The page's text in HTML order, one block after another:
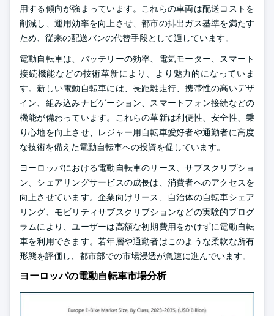
用する傾向が強まっています。これらの車両は配送コストを
削減し、運用効率を向上させ、都市の排出ガス基準を満たす
ため、従来の配送バンの代替手段として適しています。
電動自転車は、バッテリーの効率、電気モーター、スマート
接続機能などの技術革新により、より魅力的になっていま
す。新しい電動自転車には、長距離走行、携帯性の高いデザ
イン、組み込みナビゲーション、スマートフォン接続などの
機能が備わっています。これらの革新は利便性、安全性、乗
り心地を向上させ、レジャー用自転車愛好者や通勤者に高度
な技術を備えた電動自転車への投資を促しています。
ヨーロッパにおける電動自転車のリース、サブスクリプショ
ン、シェアリングサービスの成長は、消費者へのアクセスを
向上させています。企業向けリース、自治体の自転車シェア
リング、モビリティサブスクリプションなどの実験的プログ
ラムにより、ユーザーは高額な初期費用をかけずに電動自転
車を利用できます。若年層や通勤者はこのような柔軟な所有
形態を評価し、都市部での市場浸透が急速に進んでいます。
ヨーロッパの電動自転車市場分析